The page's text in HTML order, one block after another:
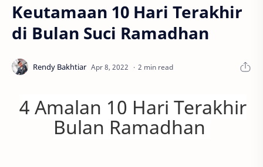
Keutamaan 10 Hari Terakhir
di Bulan Suci Ramadhan
2 min read
4 Amalan 10 Hari Terakhir
Bulan Ramadhan